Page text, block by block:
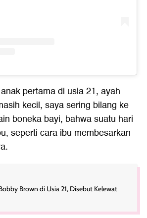
pertama di usia 21, ayah
kecil, saya sering bilang ke
boneka bayi, bahwa suatu hari
seperti cara ibu membesarkan
Brown di Usia 21, Disebut Kelewat